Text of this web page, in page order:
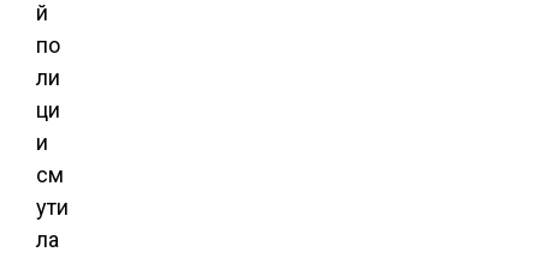
й
по
ли
ци
и
см
ути
ла